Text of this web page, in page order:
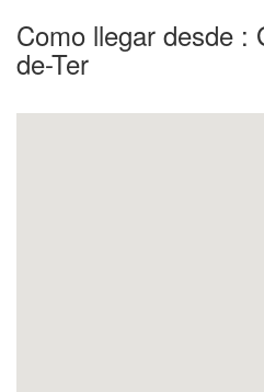
Como llegar desde :
de-Ter